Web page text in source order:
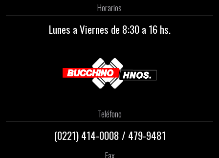
Horarios
Lunes a Viernes de 8:30 a 16 hs.
Teléfono
(0221)414-0008/ 479-9481
Fax